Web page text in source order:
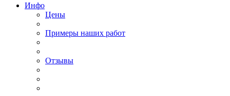
Инфо
Цены
Примеры наших работ
Отзывы